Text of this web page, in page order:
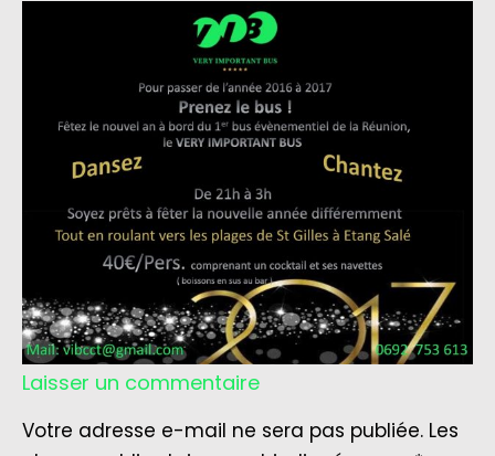
Laisser un commentaire
Votre adresse e-mail ne sera pas publiée. Les